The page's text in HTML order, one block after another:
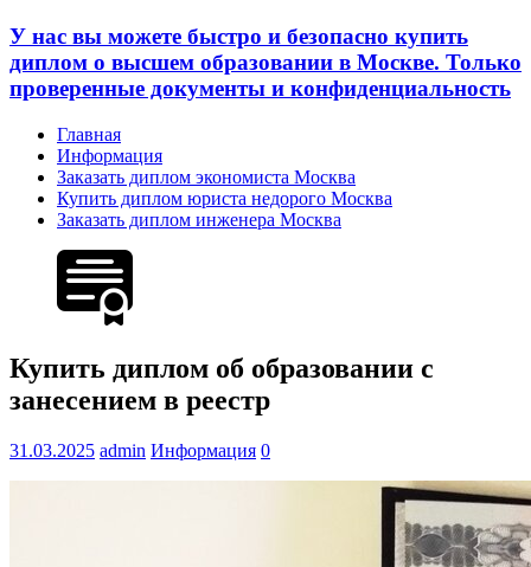
У нас вы можете быстро и безопасно купить
диплом о высшем образовании в Москве. Только
проверенные документы и конфиденциальность
Главная
Информация
Заказать диплом экономиста Москва
Купить диплом юриста недорого Москва
Заказать диплом инженера Москва
Купить диплом об образовании с
занесением в реестр
31.03.2025 admin Информация 0